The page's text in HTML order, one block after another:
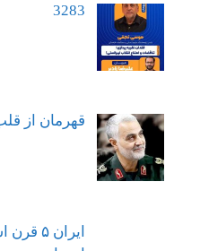
3283
قهرمان از
ایران